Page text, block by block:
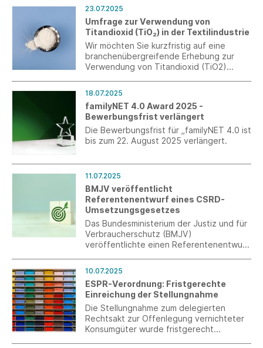
der Textil-, Design- und
Ingenieurwissenschaften.
23.07.2025
Umfrage zur Verwendung von
Titandioxid (TiO₂) in der Textilindustrie
Wir möchten Sie kurzfristig auf eine
branchenübergreifende Erhebung zur
Verwendung von Titandioxid (TiO2)
18.07.2025
familyNET 4.0 Award 2025 -
Bewerbungsfrist verlängert
Die Bewerbungsfrist für „familyNET 4.0 ist
bis zum 22. August 2025 verlängert.
11.07.2025
BMJV veröffentlicht
Referentenentwurf eines CSRD-
Umsetzungsgesetzes
Das Bundesministerium der Justiz und für
Verbraucherschutz (BMJV)
veröffentlichte einen Referentenentwurf
in nationales Recht.
10.07.2025
ESPR-Verordnung: Fristgerechte
Einreichung der Stellungnahme
Die Stellungnahme zum delegierten
Rechtsakt zur Offenlegung vernichteter
Konsumgüter wurde fristgerecht